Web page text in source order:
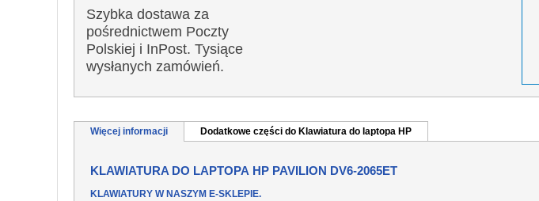
Szybka dostawa za
pośrednictwem Poczty
Polskiej i InPost. Tysiące
wysłanych zamówień.
Więcej informacji Dodatkowe części do Klawiatura do laptopa HP
KLAWIATURA DO LAPTOPA HP PAVILION DV6-2065ET
KLAWIATURY W NASZYM E-SKLEPIE.